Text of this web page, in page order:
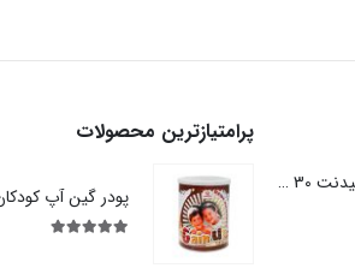
نخ دندان کمانی کانفیدنت 30 عددی
پرامتیازترین محصولات